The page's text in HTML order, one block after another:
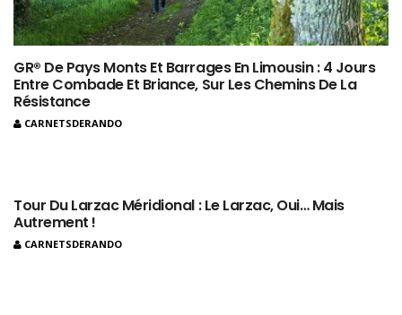
GR® De Pays Monts Et Barrages En Limousin : 4 Jours
Entre Combade Et Briance, Sur Les Chemins De La
Résistance
CARNETSDERANDO
Tour Du Larzac Méridional : Le Larzac, Oui… Mais
Autrement !
CARNETSDERANDO